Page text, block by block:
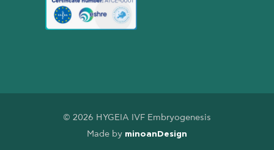
© 2026 HYGEIA IVF Embryogenesis
Made by minoanDesign